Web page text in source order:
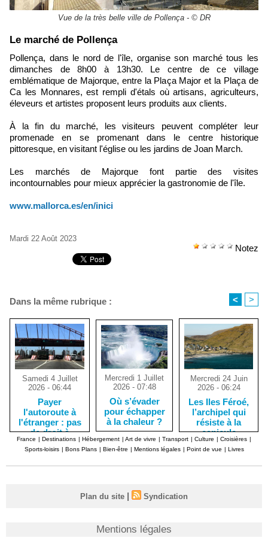
Vue de la très belle ville de Pollença - © DR
Le marché de Pollença
Pollença, dans le nord de l'île, organise son marché tous les
dimanches de 8h00 à 13h30. Le centre de ce village
emblématique de Majorque, entre la Plaça Major et la Plaça de
Ca les Monnares, est rempli d'étals où artisans, agriculteurs,
éleveurs et artistes proposent leurs produits aux clients.
À la fin du marché, les visiteurs peuvent compléter leur
promenade en se promenant dans le centre historique
pittoresque, en visitant l'église ou les jardins de Joan March.
Les marchés de Majorque font partie des visites
incontournables pour mieux apprécier la gastronomie de l'île.
www.mallorca.es/en/inici
Mardi 22 Août 2023
Notez
Dans la même rubrique : < >
Samedi 4 Juillet
2026 - 06:44
Payer
l'autoroute à
l'étranger : pas
de droit à
l'erreur !
Mercredi 1 Juillet
2026 - 07:48
Où s’évader
pour échapper
à la chaleur ?
Mercredi 24 Juin
2026 - 06:24
Les Iles Féroé,
l’archipel qui
résiste à la
canicule
France | Destinations | Hébergement | Art de vivre | Transport | Culture | Croisières |
Sports-loisirs | Bons Plans | Bien-être | Mentions légales | Point de vue | Livres
Plan du site | Syndication
Mentions légales